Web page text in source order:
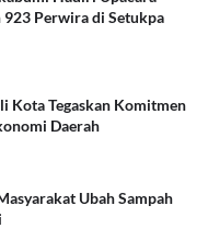
Perwira di Setukpa
Kota Tegaskan Komitmen
Daerah
Ubah Sampah